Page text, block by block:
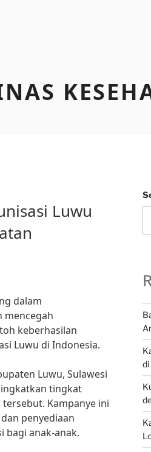
Luwu
dalam
mencegah
keberhasilan
Luwu di Indonesia.
Luwu, Sulawesi
tingkat
Kampanye ini
penyediaan
bagi anak-anak.
di